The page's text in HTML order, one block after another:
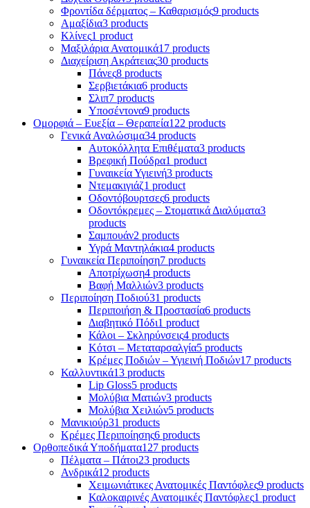
Φροντίδα δέρματος – Καθαρισμός9 products
Αμαξίδια3 products
Κλίνες1 product
Μαξιλάρια Ανατομικά17 products
Διαχείριση Ακράτειας30 products
Πάνες8 products
Σερβιετάκια6 products
Σλιπ7 products
Υποσέντονα9 products
Ομορφιά – Ευεξία – Θεραπεία122 products
Γενικά Αναλώσιμα34 products
Αυτοκόλλητα Επιθέματα3 products
Βρεφική Πούδρα1 product
Γυναικεία Υγιεινή3 products
Ντεμακιγιάζ1 product
Οδοντόβουρτσες6 products
Οδοντόκρεμες – Στοματικά Διαλύματα3
products
Σαμπουάν2 products
Υγρά Μαντηλάκια4 products
Γυναικεία Περιποίηση7 products
Αποτρίχωση4 products
Βαφή Μαλλιών3 products
Περιποίηση Ποδιού31 products
Περιποιήση & Προστασία6 products
Διαβητικό Πόδι1 product
Κάλοι – Σκληρύνσεις4 products
Κότσι – Μεταταρσαλγία5 products
Κρέμες Ποδιών – Υγιεινή Ποδιών17 products
Καλλυντικά13 products
Lip Gloss5 products
Μολύβια Ματιών3 products
Μολύβια Χειλιών5 products
Μανικιούρ31 products
Κρέμες Περιποίησης6 products
Ορθοπεδικά Υποδήματα127 products
Πέλματα – Πάτοι23 products
Ανδρικά12 products
Χειμωνιάτικες Ανατομικές Παντόφλες9 products
Καλοκαιρινές Ανατομικές Παντόφλες1 product